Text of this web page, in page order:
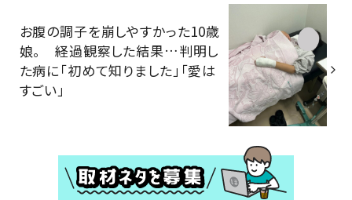
お腹の調子を崩しやすかった10歳
娘。 経過観察した結果…判明し
た病に「初めて知りました」「愛は
すごい」